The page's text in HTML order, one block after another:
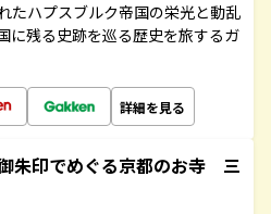
たハプスブルク帝国の栄光と動乱
に残る史跡を巡る歴史を旅するガ
詳細を見る
朱印でめぐる京都のお寺 三